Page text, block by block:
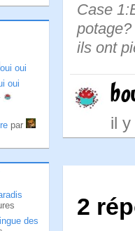
oui oui
oui
par
des
Case
ils ont
il
2